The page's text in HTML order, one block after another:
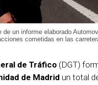
de un informe elaborado
cometidas en las
de Tráfico (DGT)
de Madrid un total